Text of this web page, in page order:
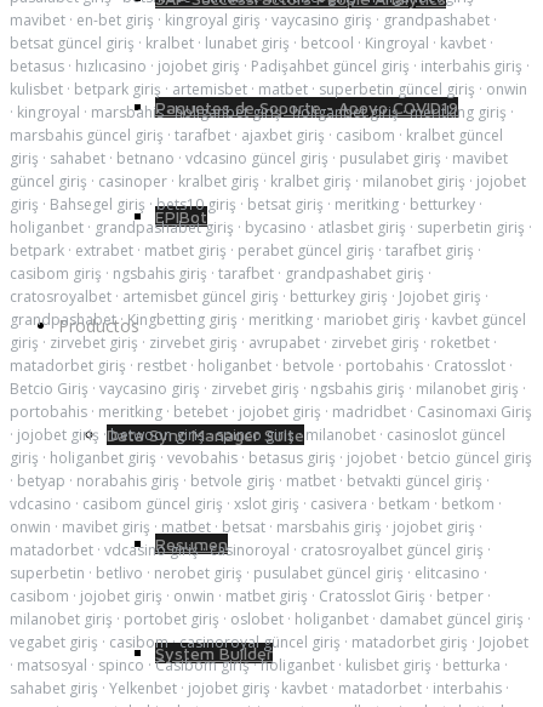
Paquetes de Soporte - Apoyo COVID19
EPIBot
Productos
Data Sync Manager Suite
Resumen
System Builder
mavibet · en-bet giriş · kingroyal giriş · vaycasino giriş · grandpashabet ·
betsat güncel giriş · kralbet · lunabet giriş · betcool · Kingroyal · kavbet ·
betasus · hızlıcasino · jojobet giriş · Padişahbet güncel giriş · interbahis giriş ·
kulisbet · betpark giriş · artemisbet · matbet · superbetin güncel giriş · onwin
· kingroyal · marsbahis·holiganbet giriş·holiganbet giriş·meritking giriş ·
marsbahis güncel giriş · tarafbet · ajaxbet giriş · casibom · kralbet güncel
giriş · sahabet · betnano · vdcasino güncel giriş · pusulabet giriş · mavibet
güncel giriş · casinoper · kralbet giriş · kralbet giriş · milanobet giriş · jojobet
giriş · Bahsegel giriş ·bets10 giriş · betsat giriş · meritking · betturkey ·
holiganbet · grandpashabet giriş · bycasino · atlasbet giriş · superbetin giriş ·
betpark · extrabet · matbet giriş · perabet güncel giriş · tarafbet giriş ·
casibom giriş · ngsbahis giriş · tarafbet · grandpashabet giriş ·
cratosroyalbet · artemisbet güncel giriş · betturkey giriş · Jojobet giriş ·
grandpashabet·Kingbetting giriş · meritking · mariobet giriş · kavbet güncel
giriş · zirvebet giriş · zirvebet giriş · avrupabet · zirvebet giriş · roketbet ·
matadorbet giriş · restbet · holiganbet · betvole · portobahis · Cratosslot ·
Betcio Giriş · vaycasino giriş · zirvebet giriş · ngsbahis giriş · milanobet giriş ·
portobahis · meritking · betebet · jojobet giriş · madridbet · Casinomaxi Giriş
· jojobet giriş ·betwoon giriş·spinco giriş·milanobet · casinoslot güncel
giriş · holiganbet giriş · vevobahis · betasus giriş · jojobet · betcio güncel giriş
· betyap · norabahis giriş · betvole giriş · matbet · betvakti güncel giriş ·
vdcasino · casibom güncel giriş · xslot giriş · casivera · betkam · betkom ·
onwin · mavibet giriş · matbet · betsat · marsbahis giriş · jojobet giriş ·
matadorbet · vdcasino giriş·casinoroyal · cratosroyalbet güncel giriş ·
superbetin · betlivo · nerobet giriş · pusulabet güncel giriş · elitcasino ·
casibom · jojobet giriş · onwin · matbet giriş · Cratosslot Giriş · betper ·
milanobet giriş · portobet giriş · oslobet · holiganbet · damabet güncel giriş ·
vegabet giriş · casibom·casinoroyal güncel giriş · matadorbet giriş · Jojobet
· matsosyal · spinco · Casibom giriş·holiganbet · kulisbet giriş · betturka ·
sahabet giriş · Yelkenbet · jojobet giriş · kavbet · matadorbet · interbahis ·